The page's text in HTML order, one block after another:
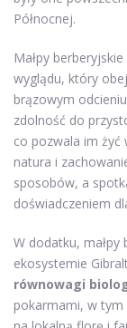
Północnej.
Małpy
wyglądu, który
brązowym
zdolność do
co pozwala im żyć
natura i
sposobów, a
doświadczeniem
W dodatku,
ekosystemie
równowagi
pokarmami, w tym